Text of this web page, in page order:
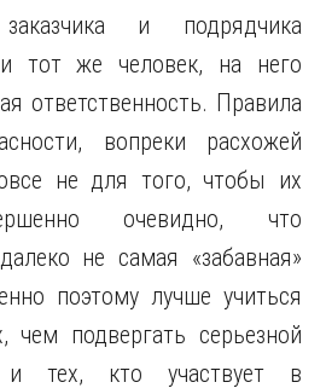
и подрядчика
тот же человек, на него
ответственность. Правила
вопреки расхожей
не для того, чтобы их
очевидно, что
не самая «забавная»
поэтому лучше учиться
чем подвергать серьезной
и тех, кто участвует в